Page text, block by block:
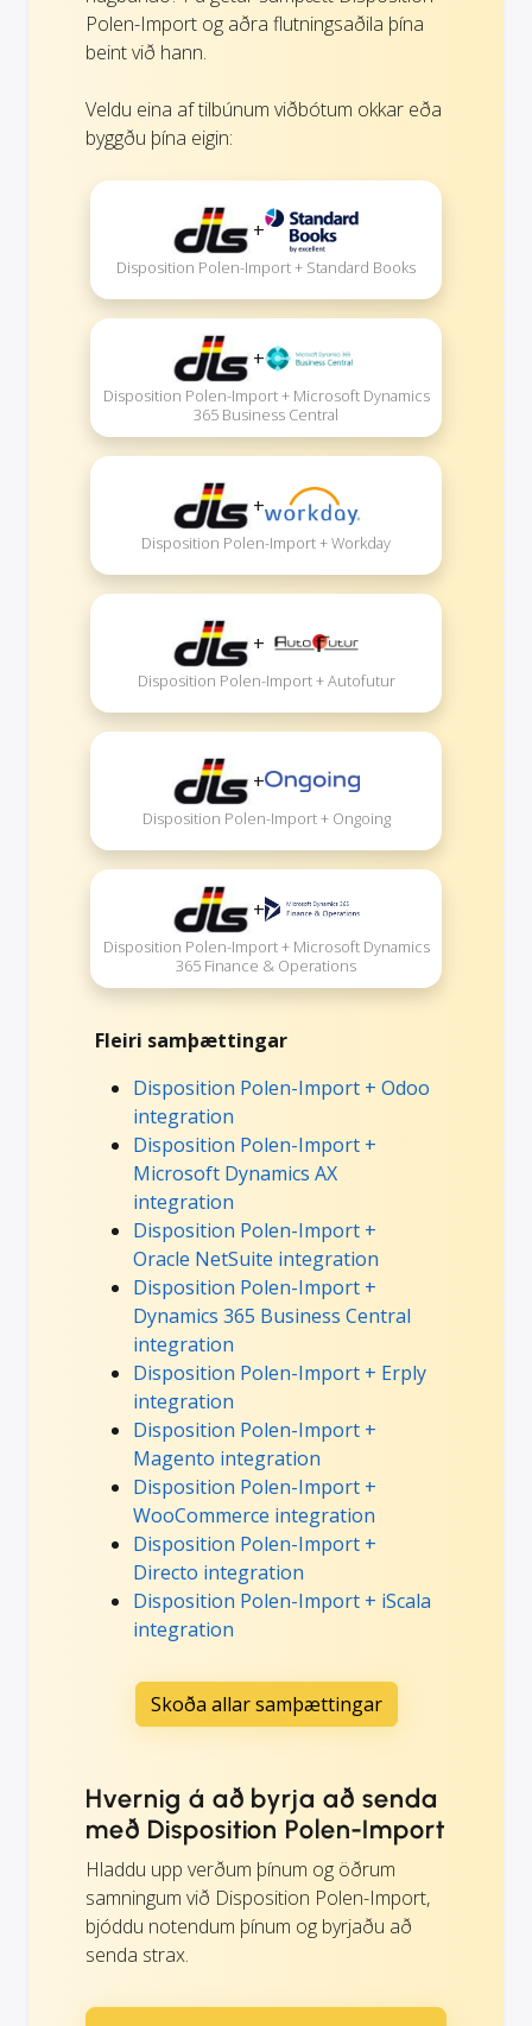
Polen-Import og aðra flutningsaðila þína
beint við hann.
Veldu eina af tilbúnum viðbótum okkar eða
byggðu þína eigin:
+
Disposition Polen-Import + Standard Books
+
Disposition Polen-Import + Microsoft Dynamics
365 Business Central
+
Disposition Polen-Import + Workday
+
Disposition Polen-Import + Autofutur
+
Disposition Polen-Import + Ongoing
+
Disposition Polen-Import + Microsoft Dynamics
365 Finance & Operations
Fleiri samþættingar
Disposition Polen-Import + Odoo
integration
Disposition Polen-Import +
Microsoft Dynamics AX
integration
Disposition Polen-Import +
Oracle NetSuite integration
Disposition Polen-Import +
Dynamics 365 Business Central
integration
Disposition Polen-Import + Erply
integration
Disposition Polen-Import +
Magento integration
Disposition Polen-Import +
WooCommerce integration
Disposition Polen-Import +
Directo integration
Disposition Polen-Import + iScala
integration
Skoða allar samþættingar
Hvernig á að byrja að senda
með Disposition Polen-Import
Hladdu upp verðum þínum og öðrum
samningum við Disposition Polen-Import,
bjóddu notendum þínum og byrjaðu að
senda strax.